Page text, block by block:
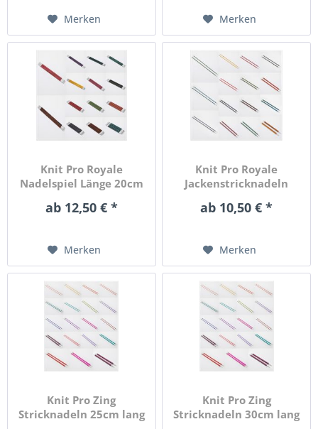
Merken Merken
Knit Pro Royale
Nadelspiel Länge 20cm
ab 12,50 € *
Merken
Knit Pro Royale
Jackenstricknadeln
ab 10,50 € *
Merken
Knit Pro Zing
Stricknadeln 25cm lang
Knit Pro Zing
Stricknadeln 30cm lang